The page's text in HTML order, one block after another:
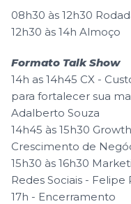
08h30 às 12h30
12h30 às 14h Almoço
Formato Talk Show
14h as 14h45 CX -
para fortalecer sua
Adalberto Souza
14h45 às 15h30
Crescimento de
15h30 às 16h30
Redes Sociais - Felipe
17h - Encerramento